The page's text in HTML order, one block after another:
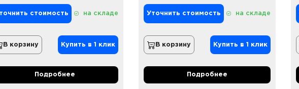
стоимость на складе
В корзину Купить в 1 клик
Подробнее
Уточнить стоимость на складе
В корзину Купить в 1 клик
Подробнее